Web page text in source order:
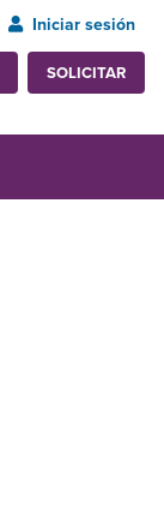
Iniciar sesión
SOLICITAR